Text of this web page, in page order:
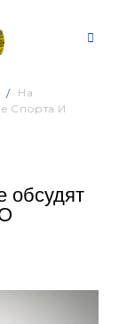
На
Спорта И
обсудят